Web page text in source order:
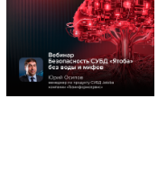
Кадры
Регулирование
Финансы
Web